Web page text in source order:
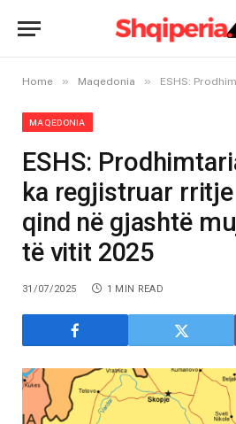
Home » Maqedonia » ESHS: Prodhimtaria industriale ka
MAQEDONIA
ESHS:
ka regjistruar
qind në gjashtë
të vitit 2025
31/07/2025 1 MIN READ